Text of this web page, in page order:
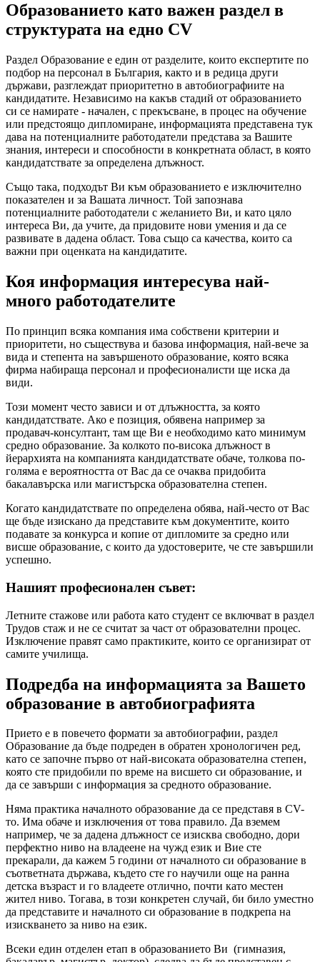
Образованието като важен раздел в
структурата на едно CV
Раздел Образование е един от разделите, които експертите по
подбор на персонал в България, както и в редица други
държави, разглеждат приоритетно в автобиографиите на
кандидатите. Независимо на какъв стадий от образованието
си се намирате - начален, с прекъсване, в процес на обучение
или предстоящо дипломиране, информацията представена тук
дава на потенциалните работодатели представа за Вашите
знания, интереси и способности в конкретната област, в която
кандидатствате за определена длъжност.
Също така, подходът Ви към образованието е изключително
показателен и за Вашата личност. Той запознава
потенциалните работодатели с желанието Ви, и като цяло
интереса Ви, да учите, да придовите нови умения и да се
развивате в дадена област. Това също са качества, които са
важни при оценката на кандидатите.
Коя информация интересува най-
много работодателите
По принцип всяка компания има собствени критерии и
приоритети, но съществува и базова информация, най-вече за
вида и степента на завършеното образование, която всяка
фирма набираща персонал и професионалисти ще иска да
види.
Този момент често зависи и от длъжността, за която
кандидатствате. Ако е позиция, обявена например за
продавач-консултант, там ще Ви е необходимо като минимум
средно образование. За колкото по-висока длъжност в
йерархията на компанията кандидатствате обаче, толкова по-
голяма е вероятността от Вас да се очаква придобита
бакалавърска или магистърска образователна степен.
Когато кандидатствате по определена обява, най-често от Вас
ще бъде изискано да представите към документите, които
подавате за конкурса и копие от дипломите за средно или
висше образование, с които да удостоверите, че сте завършили
успешно.
Нашият професионален съвет:
Летните стажове или работа като студент се включват в раздел
Трудов стаж и не се считат за част от образователни процес.
Изключение правят само практиките, които се организират от
самите училища.
Подредба на информацията за Вашето
образование в автобиографията
Прието е в повечето формати за автобиографии, раздел
Образование да бъде подреден в обратен хронологичен ред,
като се започне първо от най-високата образователна степен,
която сте придобили по време на висшето си образование, и
да се завърши с информация за средното образование.
Няма практика началното образование да се представя в CV-
то. Има обаче и изключения от това правило. Да вземем
например, че за дадена длъжност се изисква свободно, дори
перфектно ниво на владеене на чужд език и Вие сте
прекарали, да кажем 5 години от началното си образование в
съответната държава, където сте го научили още на ранна
детска възраст и го владеете отлично, почти като местен
жител ниво. Тогава, в този конкретен случай, би било уместно
да представите и началното си образование в подкрепа на
изискването за ниво на език.
Всеки един отделен етап в образованието Ви (гимназия,